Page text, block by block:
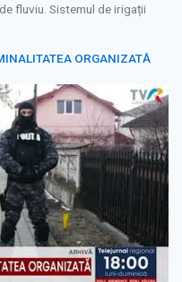
fluviu. Sistemul de irigații
ORGANIZATĂ